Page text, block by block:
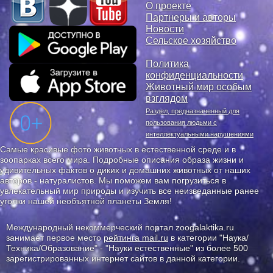
О проекте
Партнеры и авторы
Новости
Сельское хозяйство
Политика
конфиденциальности
Животный мир особым
взглядом
Раздел, предназначенный для
пользования людьми с
интеллектуальными нарушениями
Самые красивые фото животных в естественной среде и в
зоопарках всего мира. Подробные описания образа жизни и
удивительных фактов о диких и домашних животных от наших
авторов - натуралистов. Мы поможем вам погрузиться в
увлекательный мир природы и изучить все неизведанные ранее
уголки нашей необъятной планеты Земля!
Международный некоммерческий портал zoogalaktika.ru
занимает первое месторейтинга mail.ru в категории "Наука/
Техника/Образование" - "Науки естественные" из более 500
зарегистрированных интернет сайтов в данной категории.